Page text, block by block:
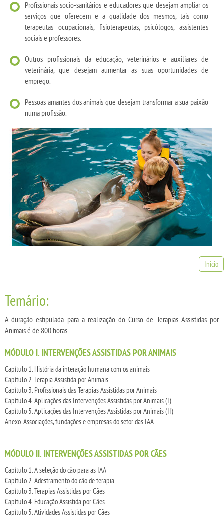
Profissionais socio-sanitários e educadores que desejam ampliar os
serviços que oferecem e a qualidade dos mesmos, tais como
terapeutas ocupacionais, fisioterapeutas, psicólogos, assistentes
sociais e professores.
Outros profissionais da educação, veterinários e auxiliares de
veterinária, que desejam aumentar as suas oportunidades de
emprego.
Pessoas amantes dos animais que desejam transformar a sua paixão
numa profissão.
Inicio
Temário:
A duração estipulada para a realização do Curso de Terapias Assistidas por
Animais é de 800 horas
MÓDULO I. INTERVENÇÕES ASSISTIDAS POR ANIMAIS
Capítulo 1. História da interação humana com os animais
Capítulo 2. Terapia Assistida por Animais
Capítulo 3. Profissionais das Terapias Assistidas por Animais
Capítulo 4. Aplicações das Intervenções Assistidas por Animais (I)
Capítulo 5. Aplicações das Intervenções Assistidas por Animais (II)
Anexo. Associações, fundações e empresas do setor das IAA
MÓDULO II. INTERVENÇÕES ASSISTIDAS POR CÃES
Capítulo 1. A seleção do cão para as IAA
Capítulo 2. Adestramento do cão de terapia
Capítulo 3. Terapias Assistidas por Cães
Capítulo 4. Educação Assistida por Cães
Capítulo 5. Atividades Assistidas por Cães